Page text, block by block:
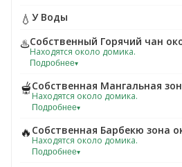
💧 У Воды
♨️Собственный Горячий чан
Находятся около домика.
Подробнее▾
🫕Собственная Мангальная
Находятся около домика.
Подробнее▾
🔥 Собственная Барбекю зона
Находятся около домика.
Подробнее▾